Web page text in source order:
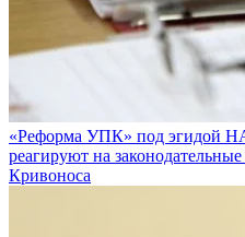
«Реформа УПК» под эгидой
реагируют на
Кривоноса